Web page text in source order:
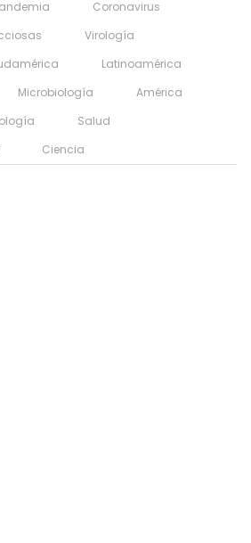
Coronavirus
Virología
Latinoamérica
Microbiología
América
Salud
Ciencia